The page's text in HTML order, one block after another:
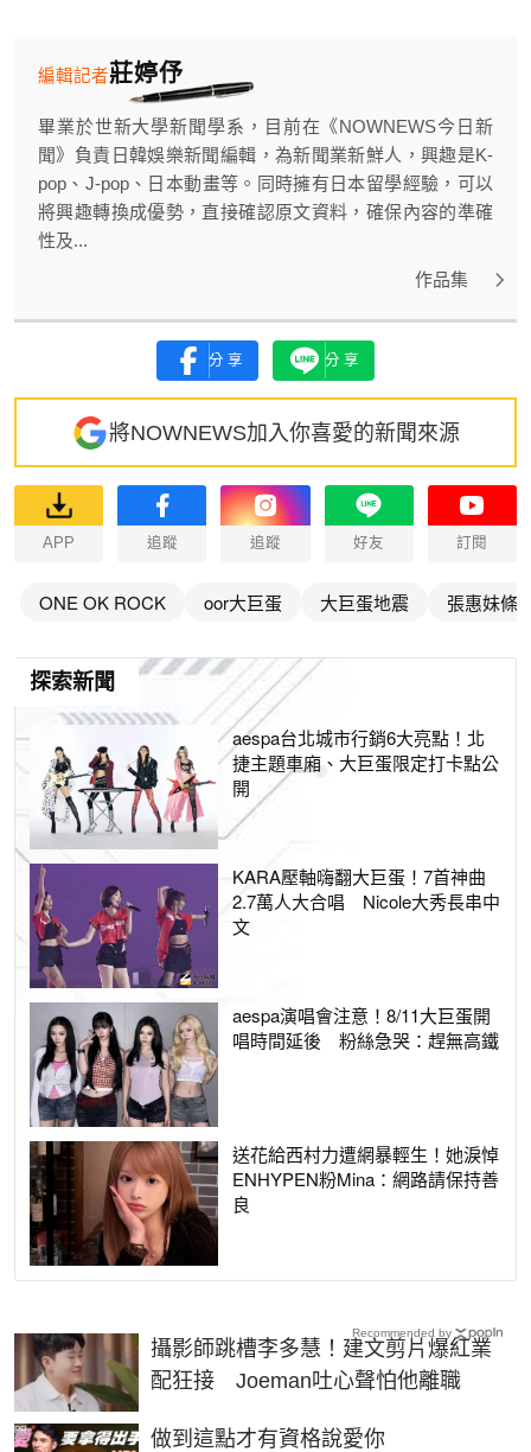
莊婷伃
編輯記者
畢業於世新大學新聞學系，目前在《NOWNEWS今日新
聞》負責日韓娛樂新聞編輯，為新聞業新鮮人，興趣是K-
pop、J-pop、日本動畫等。同時擁有日本留學經驗，可以
將興趣轉換成優勢，直接確認原文資料，確保內容的準確
性及...
作品集
分享 分享
將NOWNEWS加入你喜愛的新聞來源
APP 追蹤 追蹤 好友 訂閱
ONE OK ROCK oor大巨蛋 大巨蛋地震 張惠妹條
探索新聞
aespa台北城市行銷6大亮點！北
捷主題車廂、大巨蛋限定打卡點公
開
KARA壓軸嗨翻大巨蛋！7首神曲
2.7萬人大合唱 Nicole大秀長串中
文
aespa演唱會注意！8/11大巨蛋開
唱時間延後 粉絲急哭：趕無高鐵
送花給西村力遭網暴輕生！她淚悼
ENHYPEN粉Mina：網路請保持善
良
攝影師跳槽李多慧！建文剪片爆紅業
配狂接 Joeman吐心聲怕他離職
做到這點才有資格說愛你
PR
Recommended by